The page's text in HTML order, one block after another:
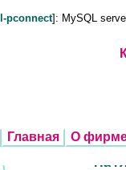
pconnect]: MySQL
О
Главная
На